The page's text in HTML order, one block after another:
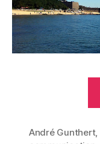
André Gunthert,